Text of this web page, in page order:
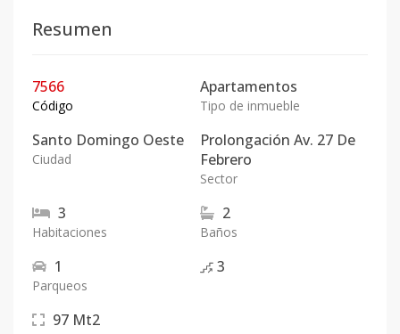
Resumen
7566
Código
Apartamentos
Tipo de inmueble
Santo Domingo Oeste
Ciudad
Prolongación Av. 27 De
Febrero
Sector
3
Habitaciones
2
Baños
1
Parqueos
3
97 Mt2